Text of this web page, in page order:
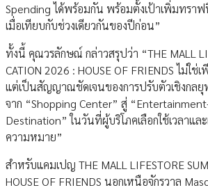
Spending ได้พร้อมกัน พร้อมตั้งเป้าเพิ่มทรา
เมื่อเทียบกับช่วงเดียวกันของปีก่อน”
ทั้งนี้ คุณวรลักษณ์ กล่าวสรุปว่า “THE MALL
CATION 2026 : HOUSE OF FRIENDS ไม่ใช่
แต่เป็นสัญญาณชัดเจนของการปรับตัวเชิงกลยุ
จาก “Shopping Center” สู่
Destination” ในวันที่ผู้บริโภคเลือกใช้เวลาแ
ความหมาย”
สำหรับแคมเปญ THE MALL LIFESTORE
HOUSE OF FRIENDS นอกเหนือจักรวาล